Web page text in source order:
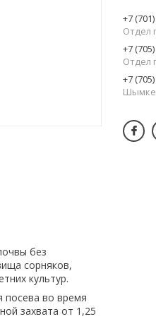
без
сорняков,
культур.
посева во время
захвата от 1,25
+7
Отдел
+7
Отдел
+7